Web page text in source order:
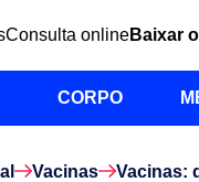
Consulta onlineBaixar
CORPO
Vacinas Vacinas: